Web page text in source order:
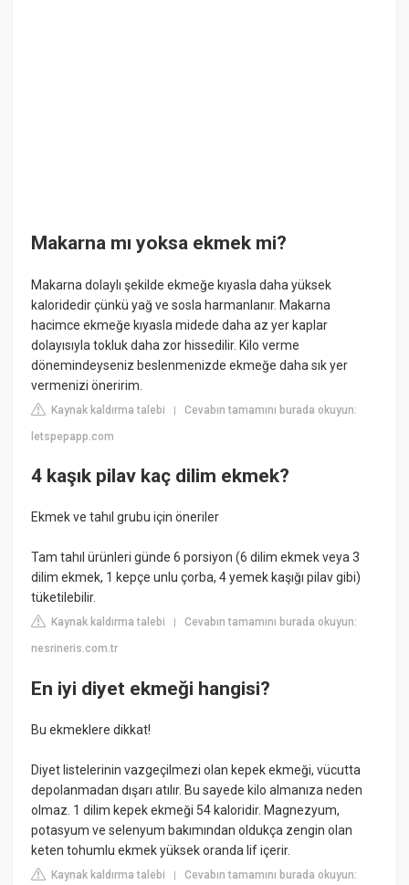
Makarna mı yoksa ekmek mi?
Makarna dolaylı şekilde ekmeğe kıyasla daha yüksek
kaloridedir çünkü yağ ve sosla harmanlanır. Makarna
hacimce ekmeğe kıyasla midede daha az yer kaplar
dolayısıyla tokluk daha zor hissedilir. Kilo verme
dönemindeyseniz beslenmenizde ekmeğe daha sık yer
vermenizi öneririm.
Kaynak kaldırma talebi |Cevabın tamamını burada okuyun:
letspepapp.com
4 kaşık pilav kaç dilim ekmek?
Ekmek ve tahıl grubu için öneriler
Tam tahıl ürünleri günde 6 porsiyon (6 dilim ekmek veya 3
dilim ekmek, 1 kepçe unlu çorba, 4 yemek kaşığı pilav gibi)
tüketilebilir.
Kaynak kaldırma talebi |Cevabın tamamını burada okuyun:
nesrineris.com.tr
En iyi diyet ekmeği hangisi?
Bu ekmeklere dikkat!
Diyet listelerinin vazgeçilmezi olan kepek ekmeği, vücutta
depolanmadan dışarı atılır. Bu sayede kilo almanıza neden
olmaz. 1 dilim kepek ekmeği 54 kaloridir. Magnezyum,
potasyum ve selenyum bakımından oldukça zengin olan
keten tohumlu ekmek yüksek oranda lif içerir.
Kaynak kaldırma talebi |Cevabın tamamını burada okuyun: